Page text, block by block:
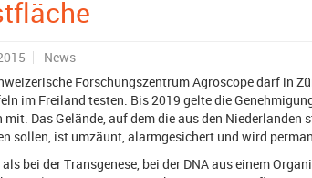
News
Forschungszentrum Agroscope darf in
im Freiland testen. Bis 2019 gelte die
mit. Das Gelände, auf dem die aus den Niederlanden
sollen, ist umzäunt, alarmgesichert und wird
bei der Transgenese, bei der DNA aus einem